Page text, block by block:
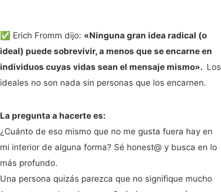
✅ Erich Fromm dijo: «Ninguna gran idea radical (o
ideal) puede sobrevivir, a menos que se encarne en
individuos cuyas vidas sean el mensaje mismo». Los
ideales no son nada sin personas que los encarnen.
La pregunta a hacerte es:
¿Cuánto de eso mismo que no me gusta fuera hay en
mi interior de alguna forma? Sé honest@ y busca en lo
más profundo.
Una persona quizás parezca que no signifique mucho